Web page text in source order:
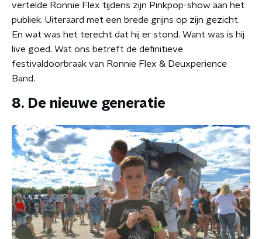
vertelde Ronnie Flex tijdens zijn Pinkpop-show aan het
publiek. Uiteraard met een brede grijns op zijn gezicht.
En wat was het terecht dat hij er stond. Want was is hij
live goed. Wat ons betreft de definitieve
festivaldoorbraak van Ronnie Flex & Deuxperience
Band.
8. De nieuwe generatie